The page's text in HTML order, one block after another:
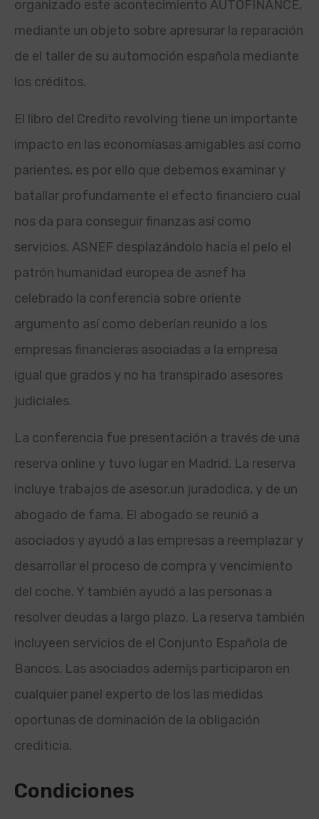
organizado este acontecimiento AUTOFINANCE,
mediante un objeto sobre apresurar la reparación
de el taller de su automoción española mediante
los créditos.
El libro del Credito revolving tiene un importante
impacto en las economíasas amigables así­ como
parientes, es por ello que debemos examinar y
batallar profundamente el efecto financiero cual
nos da para conseguir finanzas así­ como
servicios. ASNEF desplazándolo hacia el pelo el
patrón humanidad europea de asnef ha
celebrado la conferencia sobre oriente
argumento así­ como deberían reunido a los
empresas financieras asociadas a la empresa
igual que grados y no ha transpirado asesores
judiciales.
La conferencia fue presentación a través de una
reserva online y tuvo lugar en Madrid. La reserva
incluye trabajos de asesor.un juradodica, y de un
abogado de fama. El abogado se reunió a
asociados y ayudó a las empresas a reemplazar y
desarrollar el proceso de compra y vencimiento
del coche. Y también ayudó a las personas a
resolver deudas a largo plazo. La reserva también
incluyeen servicios de el Conjunto Española de
Bancos. Las asociados ademí¡s participaron en
cualquier panel experto de los las medidas
oportunas de dominación de la obligación
crediticia.
Condiciones